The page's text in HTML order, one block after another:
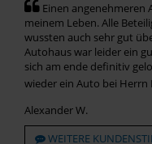
Einen angenehmeren
meinem Leben. Alle
wussten auch sehr gut
Autohaus war leider ein
sich am ende definitiv
wieder ein Auto bei Herrn
Alexander W.
WEITERE